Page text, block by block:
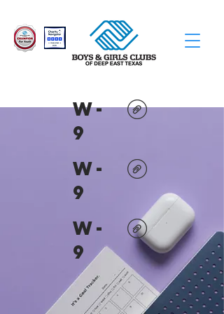
W-
9
W-
9
W-
9